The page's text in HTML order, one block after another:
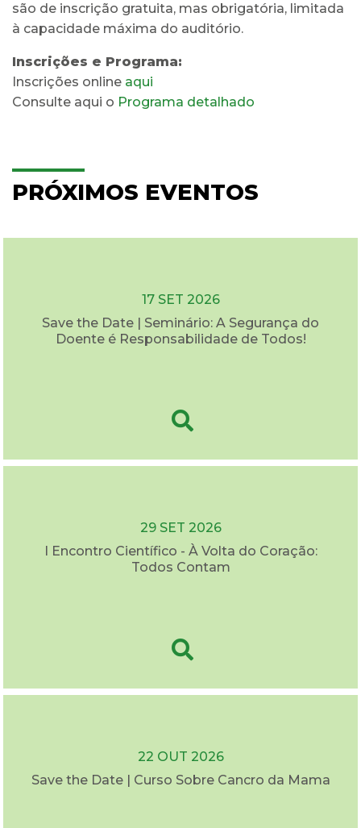
são de inscrição gratuita, mas obrigatória, limitada
à capacidade máxima do auditório.
Inscrições e Programa:
Inscrições online aqui
Consulte aqui o Programa detalhado
PRÓXIMOS EVENTOS
17 SET 2026
Save the Date | Seminário: A Segurança do
Doente é Responsabilidade de Todos!
29 SET 2026
I Encontro Científico - À Volta do Coração:
Todos Contam
22 OUT 2026
Save the Date | Curso Sobre Cancro da Mama